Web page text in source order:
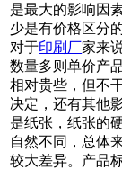
是最大的影响因素
少是有价格区分的
对于印刷厂家来
数量多则单价产品
相对贵些，但
决定，还有其
是纸张，纸张
自然不同，总
较大差异。产